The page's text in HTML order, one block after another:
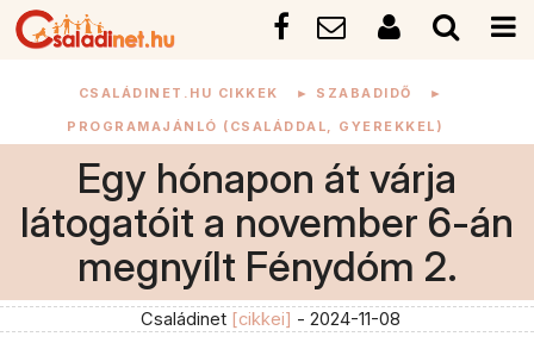
CSALÁDINET.HU CIKKEK ► SZABADIDŐ ►
PROGRAMAJÁNLÓ (CSALÁDDAL, GYEREKKEL)
Egy hónapon át várja
látogatóit a november 6-án
megnyílt Fénydóm 2.
Családinet [cikkei] - 2024-11-08